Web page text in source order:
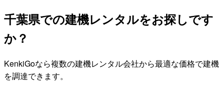
千葉県での建機レンタルをお探しです
か？
KenkiGoなら複数の建機レンタル会社から最適な価格で建機
を調達できます。